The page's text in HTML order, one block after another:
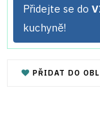
Přidejte se do
kuchyně!
PŘIDAT DO